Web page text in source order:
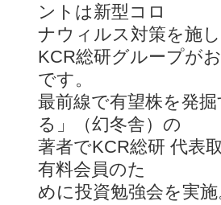
ントは新型コロ
ナウィルス対策を施
KCR総研グループが
です。
最前線で有望株を発
る」（幻冬舎）の
著者でKCR総研 代表
有料会員のた
めに投資勉強会を実